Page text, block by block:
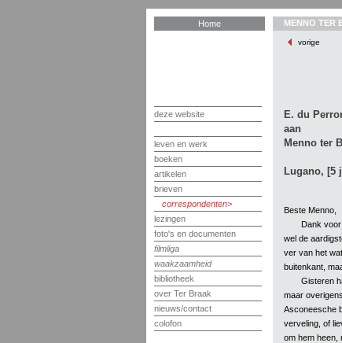
Home
deze website
leven en werk
boeken
artikelen
brieven
correspondenten
lezingen
foto's en documenten
filmliga
waakzaamheid
bibliotheek
over Ter Braak
nieuws/contact
colofon
MENNO TER
vorige
E. du
aan
Menno ter
Lugano, [5
Beste Menno,
Dank
wel de
ver van het
buitenkant,
Gisteren
maar
Asconeesche
verveling, of
om hem heen,